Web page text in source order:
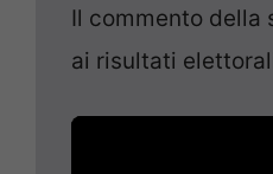
Il commento della
ai risultati